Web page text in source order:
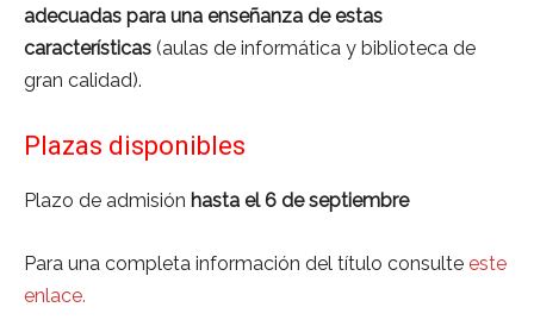
adecuadas para una enseñanza de estas
características (aulas de informática y biblioteca de
gran calidad).
Plazas disponibles
Plazo de admisión hasta el 6 de septiembre
Para una completa información del título consulte este
enlace.